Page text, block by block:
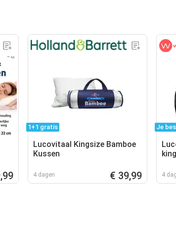
1+1 gratis
Lucovitaal Kingsize Bamboe
Kussen
4 dagen € 39,99
Je
4